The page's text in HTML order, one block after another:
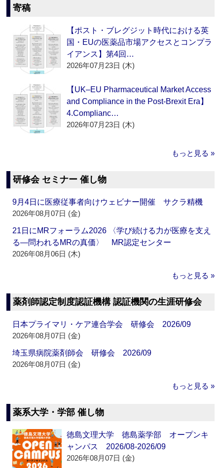
寄稿
【ポスト・ブレグジット時代における英
国・EUの医薬品市場アクセスとコンプラ
イアンス】第4回…
2026年07月23日 (木)
【UK–EU Pharmaceutical Market Access
and Compliance in the Post-Brexit Era】
4.Complianc…
2026年07月23日 (木)
もっと見る »
研修会 セミナー 催し物
9月4日に医療従事者向けウェビナー開催 サクラ精機
2026年08月07日 (金)
21日にMRフォーラム2026 〈学び続ける力が医療を支え
る―問われるMRの真価〉 MR認定センター
2026年08月06日 (木)
もっと見る »
薬剤師認定制度認証機構 認証機関の生涯研修会
日本プライマリ・ケア連合学会 研修会 2026/09
2026年08月07日 (金)
埼玉県病院薬剤師会 研修会 2026/09
2026年08月07日 (金)
もっと見る »
薬系大学・学部 催し物
徳島文理大学 徳島薬学部 オープンキ
ャンパス 2026/08-2026/09
2026年08月07日 (金)